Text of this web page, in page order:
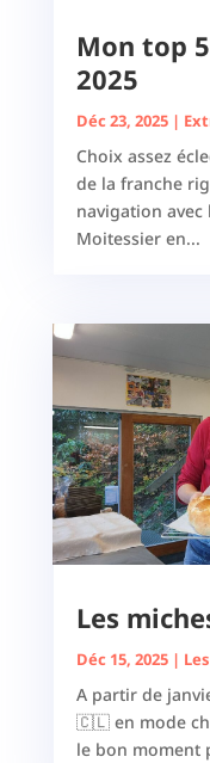
Mon top
2025
Déc 23, 2025|
Choix assez
de la franche
navigation
Moitessier en...
Les
Déc 15, 2025|
A partir de
🇨🇱 en mode
le bon moment